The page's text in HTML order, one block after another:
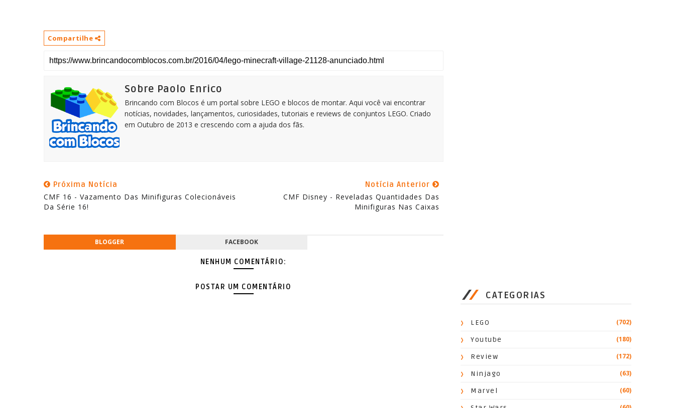
Compartilhe
Sobre Paolo Enrico
Brincando com Blocos é um portal sobre LEGO e blocos de montar. Aqui você vai encontrar
notícias, novidades, lançamentos, curiosidades, tutoriais e reviews de conjuntos LEGO. Criado
em Outubro de 2013 e crescendo com a ajuda dos fãs.
Próxima Notícia
CMF 16 - Vazamento Das Minifiguras Colecionáveis
Da Série 16!
Notícia Anterior
CMF Disney - Reveladas Quantidades Das
Minifiguras Nas Caixas
BLOGGER FACEBOOK
NENHUM COMENTÁRIO:
POSTAR UM COMENTÁRIO
CATEGORIAS
LEGO (702)
Youtube (180)
Review (172)
Ninjago (63)
Marvel (60)